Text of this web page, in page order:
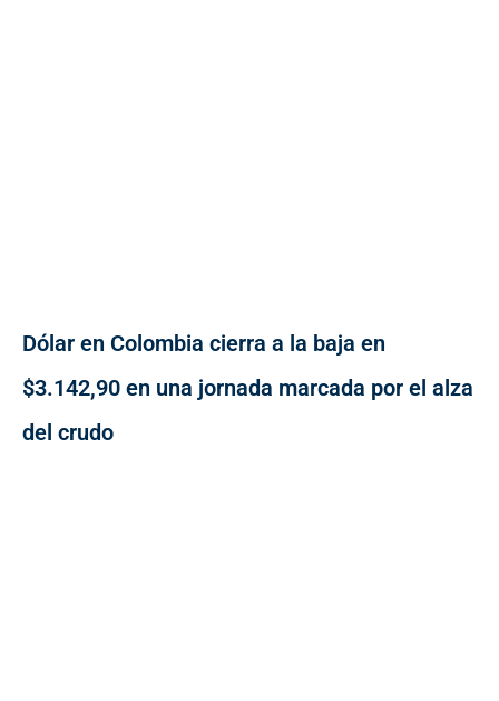
Dólar en Colombia cierra a la baja en
$3.142,90 en una jornada marcada por el alza
del crudo